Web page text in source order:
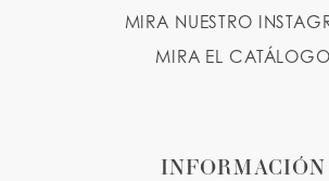
MIRA NUESTRO
MIRA EL CATÁLOGO
INFORMACIÓN